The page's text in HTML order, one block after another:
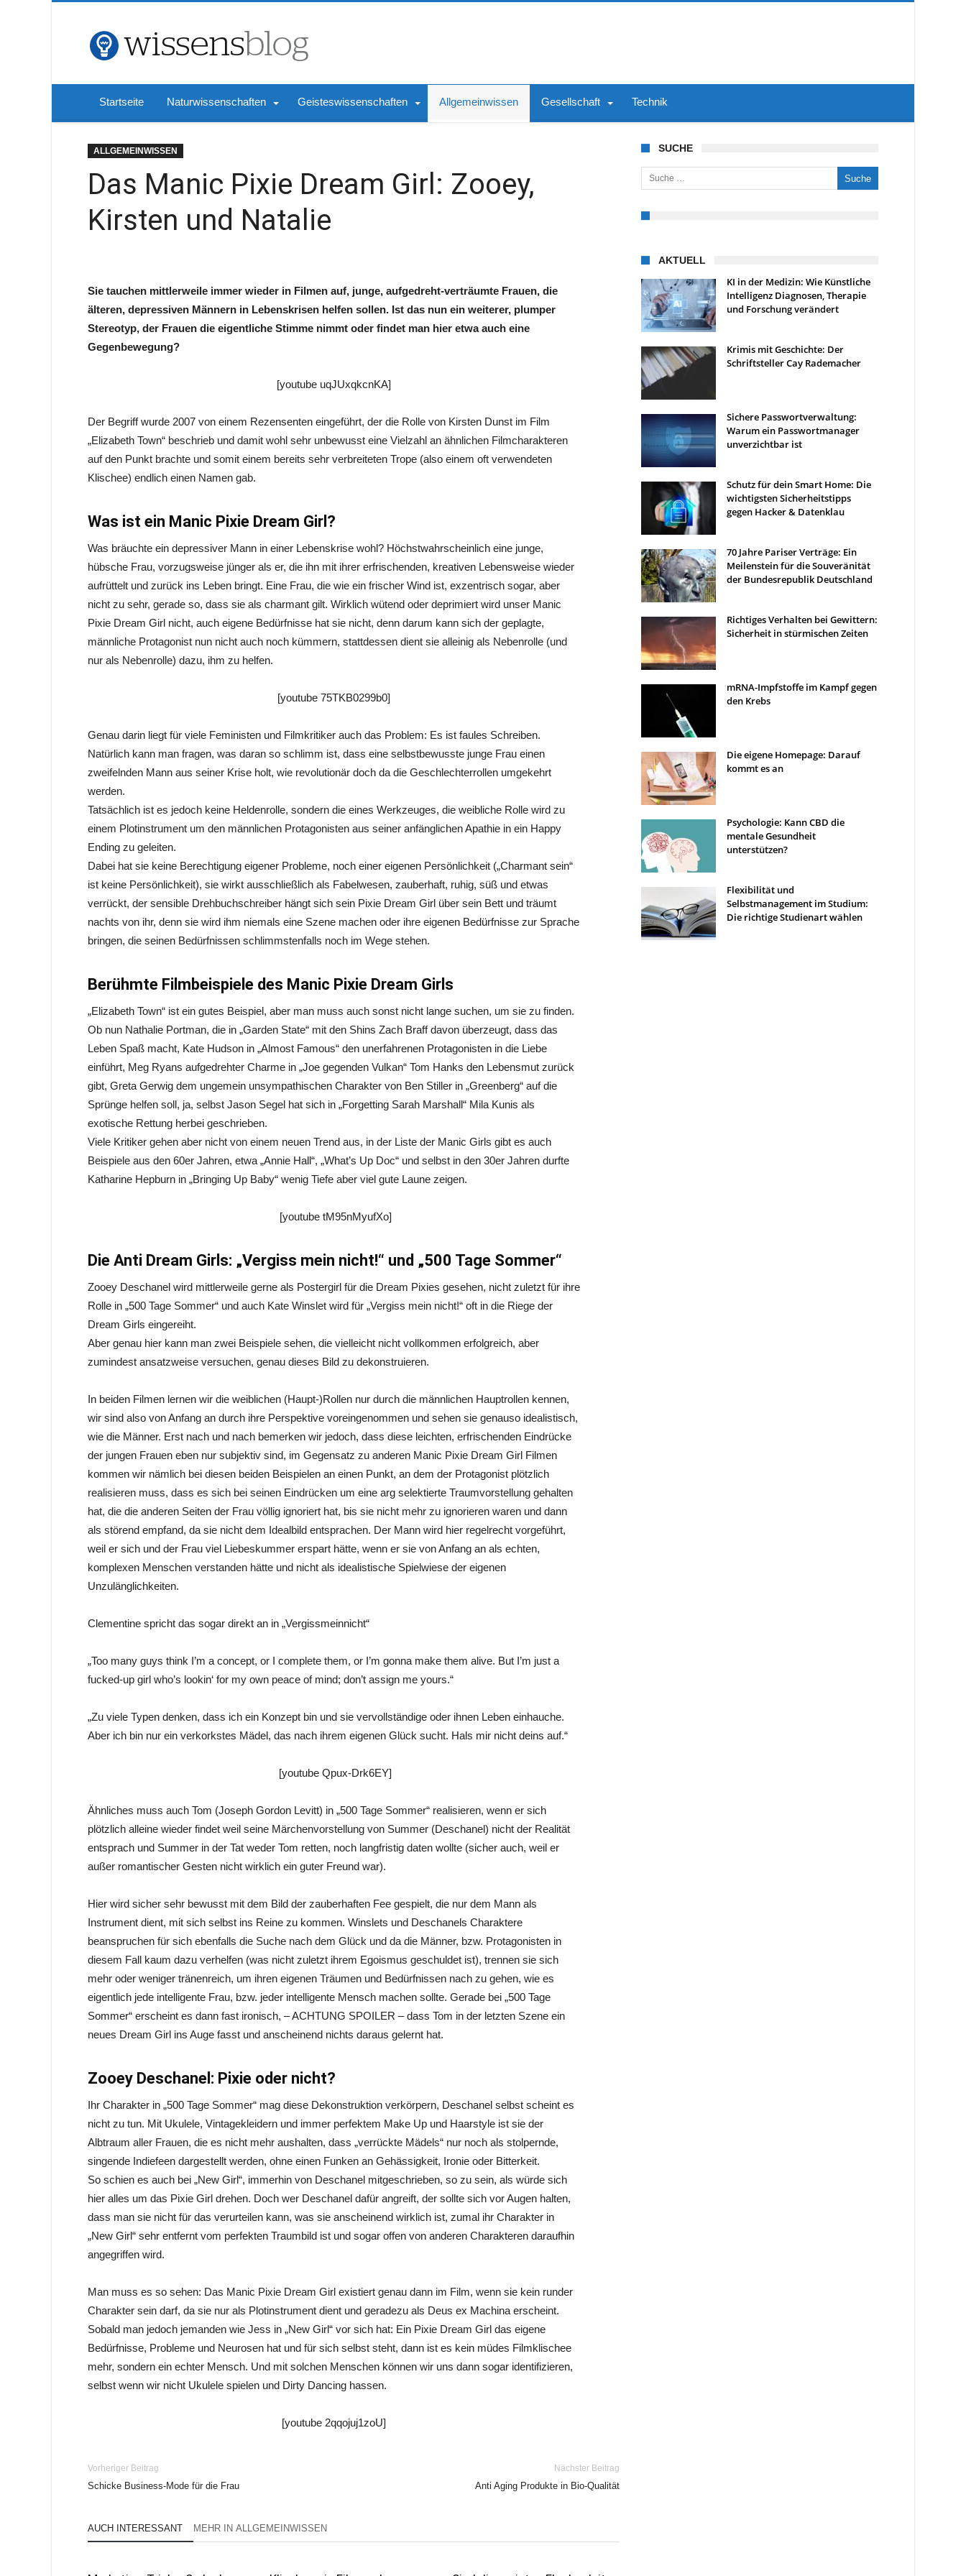
Startseite Naturwissenschaften Geisteswissenschaften Allgemeinwissen Gesellschaft Technik
ALLGEMEINWISSEN
Das Manic Pixie Dream Girl: Zooey,
Kirsten und Natalie
Sie tauchen mittlerweile immer wieder in Filmen auf, junge, aufgedreht-verträumte Frauen, die
älteren, depressiven Männern in Lebenskrisen helfen sollen. Ist das nun ein weiterer, plumper
Stereotyp, der Frauen die eigentliche Stimme nimmt oder findet man hier etwa auch eine
Gegenbewegung?
[youtube uqJUxqkcnKA]
Der Begriff wurde 2007 von einem Rezensenten eingeführt, der die Rolle von Kirsten Dunst im Film
„Elizabeth Town“ beschrieb und damit wohl sehr unbewusst eine Vielzahl an ähnlichen Filmcharakteren
auf den Punkt brachte und somit einem bereits sehr verbreiteten Trope (also einem oft verwendeten
Klischee) endlich einen Namen gab.
Was ist ein Manic Pixie Dream Girl?
Was bräuchte ein depressiver Mann in einer Lebenskrise wohl? Höchstwahrscheinlich eine junge,
hübsche Frau, vorzugsweise jünger als er, die ihn mit ihrer erfrischenden, kreativen Lebensweise wieder
aufrüttelt und zurück ins Leben bringt. Eine Frau, die wie ein frischer Wind ist, exzentrisch sogar, aber
nicht zu sehr, gerade so, dass sie als charmant gilt. Wirklich wütend oder deprimiert wird unser Manic
Pixie Dream Girl nicht, auch eigene Bedürfnisse hat sie nicht, denn darum kann sich der geplagte,
männliche Protagonist nun nicht auch noch kümmern, stattdessen dient sie alleinig als Nebenrolle (und
nur als Nebenrolle) dazu, ihm zu helfen.
[youtube 75TKB0299b0]
Genau darin liegt für viele Feministen und Filmkritiker auch das Problem: Es ist faules Schreiben.
Natürlich kann man fragen, was daran so schlimm ist, dass eine selbstbewusste junge Frau einen
zweifelnden Mann aus seiner Krise holt, wie revolutionär doch da die Geschlechterrollen umgekehrt
werden.
Tatsächlich ist es jedoch keine Heldenrolle, sondern die eines Werkzeuges, die weibliche Rolle wird zu
einem Plotinstrument um den männlichen Protagonisten aus seiner anfänglichen Apathie in ein Happy
Ending zu geleiten.
Dabei hat sie keine Berechtigung eigener Probleme, noch einer eigenen Persönlichkeit („Charmant sein“
ist keine Persönlichkeit), sie wirkt ausschließlich als Fabelwesen, zauberhaft, ruhig, süß und etwas
verrückt, der sensible Drehbuchschreiber hängt sich sein Pixie Dream Girl über sein Bett und träumt
nachts von ihr, denn sie wird ihm niemals eine Szene machen oder ihre eigenen Bedürfnisse zur Sprache
bringen, die seinen Bedürfnissen schlimmstenfalls noch im Wege stehen.
Berühmte Filmbeispiele des Manic Pixie Dream Girls
„Elizabeth Town“ ist ein gutes Beispiel, aber man muss auch sonst nicht lange suchen, um sie zu finden.
Ob nun Nathalie Portman, die in „Garden State“ mit den Shins Zach Braff davon überzeugt, dass das
Leben Spaß macht, Kate Hudson in „Almost Famous“ den unerfahrenen Protagonisten in die Liebe
einführt, Meg Ryans aufgedrehter Charme in „Joe gegenden Vulkan“ Tom Hanks den Lebensmut zurück
gibt, Greta Gerwig dem ungemein unsympathischen Charakter von Ben Stiller in „Greenberg“ auf die
Sprünge helfen soll, ja, selbst Jason Segel hat sich in „Forgetting Sarah Marshall“ Mila Kunis als
exotische Rettung herbei geschrieben.
Viele Kritiker gehen aber nicht von einem neuen Trend aus, in der Liste der Manic Girls gibt es auch
Beispiele aus den 60er Jahren, etwa „Annie Hall“, „What’s Up Doc“ und selbst in den 30er Jahren durfte
Katharine Hepburn in „Bringing Up Baby“ wenig Tiefe aber viel gute Laune zeigen.
[youtube tM95nMyufXo]
Die Anti Dream Girls: „Vergiss mein nicht!“ und „500 Tage Sommer“
Zooey Deschanel wird mittlerweile gerne als Postergirl für die Dream Pixies gesehen, nicht zuletzt für ihre
Rolle in „500 Tage Sommer“ und auch Kate Winslet wird für „Vergiss mein nicht!“ oft in die Riege der
Dream Girls eingereiht.
Aber genau hier kann man zwei Beispiele sehen, die vielleicht nicht vollkommen erfolgreich, aber
zumindest ansatzweise versuchen, genau dieses Bild zu dekonstruieren.
In beiden Filmen lernen wir die weiblichen (Haupt-)Rollen nur durch die männlichen Hauptrollen kennen,
wir sind also von Anfang an durch ihre Perspektive voreingenommen und sehen sie genauso idealistisch,
wie die Männer. Erst nach und nach bemerken wir jedoch, dass diese leichten, erfrischenden Eindrücke
der jungen Frauen eben nur subjektiv sind, im Gegensatz zu anderen Manic Pixie Dream Girl Filmen
kommen wir nämlich bei diesen beiden Beispielen an einen Punkt, an dem der Protagonist plötzlich
realisieren muss, dass es sich bei seinen Eindrücken um eine arg selektierte Traumvorstellung gehalten
hat, die die anderen Seiten der Frau völlig ignoriert hat, bis sie nicht mehr zu ignorieren waren und dann
als störend empfand, da sie nicht dem Idealbild entsprachen. Der Mann wird hier regelrecht vorgeführt,
weil er sich und der Frau viel Liebeskummer erspart hätte, wenn er sie von Anfang an als echten,
komplexen Menschen verstanden hätte und nicht als idealistische Spielwiese der eigenen
Unzulänglichkeiten.
Clementine spricht das sogar direkt an in „Vergissmeinnicht“
„Too many guys think I’m a concept, or I complete them, or I’m gonna make them alive. But I’m just a
fucked-up girl who’s lookin‘ for my own peace of mind; don’t assign me yours.“
„Zu viele Typen denken, dass ich ein Konzept bin und sie vervollständige oder ihnen Leben einhauche.
Aber ich bin nur ein verkorkstes Mädel, das nach ihrem eigenen Glück sucht. Hals mir nicht deins auf.“
[youtube Qpux-Drk6EY]
Ähnliches muss auch Tom (Joseph Gordon Levitt) in „500 Tage Sommer“ realisieren, wenn er sich
plötzlich alleine wieder findet weil seine Märchenvorstellung von Summer (Deschanel) nicht der Realität
entsprach und Summer in der Tat weder Tom retten, noch langfristig daten wollte (sicher auch, weil er
außer romantischer Gesten nicht wirklich ein guter Freund war).
Hier wird sicher sehr bewusst mit dem Bild der zauberhaften Fee gespielt, die nur dem Mann als
Instrument dient, mit sich selbst ins Reine zu kommen. Winslets und Deschanels Charaktere
beanspruchen für sich ebenfalls die Suche nach dem Glück und da die Männer, bzw. Protagonisten in
diesem Fall kaum dazu verhelfen (was nicht zuletzt ihrem Egoismus geschuldet ist), trennen sie sich
mehr oder weniger tränenreich, um ihren eigenen Träumen und Bedürfnissen nach zu gehen, wie es
eigentlich jede intelligente Frau, bzw. jeder intelligente Mensch machen sollte. Gerade bei „500 Tage
Sommer“ erscheint es dann fast ironisch, – ACHTUNG SPOILER – dass Tom in der letzten Szene ein
neues Dream Girl ins Auge fasst und anscheinend nichts daraus gelernt hat.
Zooey Deschanel: Pixie oder nicht?
Ihr Charakter in „500 Tage Sommer“ mag diese Dekonstruktion verkörpern, Deschanel selbst scheint es
nicht zu tun. Mit Ukulele, Vintagekleidern und immer perfektem Make Up und Haarstyle ist sie der
Albtraum aller Frauen, die es nicht mehr aushalten, dass „verrückte Mädels“ nur noch als stolpernde,
singende Indiefeen dargestellt werden, ohne einen Funken an Gehässigkeit, Ironie oder Bitterkeit.
So schien es auch bei „New Girl“, immerhin von Deschanel mitgeschrieben, so zu sein, als würde sich
hier alles um das Pixie Girl drehen. Doch wer Deschanel dafür angreift, der sollte sich vor Augen halten,
dass man sie nicht für das verurteilen kann, was sie anscheinend wirklich ist, zumal ihr Charakter in
„New Girl“ sehr entfernt vom perfekten Traumbild ist und sogar offen von anderen Charakteren daraufhin
angegriffen wird.
Man muss es so sehen: Das Manic Pixie Dream Girl existiert genau dann im Film, wenn sie kein runder
Charakter sein darf, da sie nur als Plotinstrument dient und geradezu als Deus ex Machina erscheint.
Sobald man jedoch jemanden wie Jess in „New Girl“ vor sich hat: Ein Pixie Dream Girl das eigene
Bedürfnisse, Probleme und Neurosen hat und für sich selbst steht, dann ist es kein müdes Filmklischee
mehr, sondern ein echter Mensch. Und mit solchen Menschen können wir uns dann sogar identifizieren,
selbst wenn wir nicht Ukulele spielen und Dirty Dancing hassen.
[youtube 2qqojuj1zoU]
Vorheriger Beitrag
Schicke Business-Mode für die Frau
Nächster Beitrag
Anti Aging Produkte in Bio-Qualität
AUCH INTERESSANT MEHR IN ALLGEMEINWISSEN
SUCHE
Suche nach:
AKTUELL
KI in der Medizin: Wie Künstliche
Intelligenz Diagnosen, Therapie
und Forschung verändert
Krimis mit Geschichte: Der
Schriftsteller Cay Rademacher
Sichere Passwortverwaltung:
Warum ein Passwortmanager
unverzichtbar ist
Schutz für dein Smart Home: Die
wichtigsten Sicherheitstipps
gegen Hacker & Datenklau
70 Jahre Pariser Verträge: Ein
Meilenstein für die Souveränität
der Bundesrepublik Deutschland
Richtiges Verhalten bei Gewittern:
Sicherheit in stürmischen Zeiten
mRNA-Impfstoffe im Kampf gegen
den Krebs
Die eigene Homepage: Darauf
kommt es an
Psychologie: Kann CBD die
mentale Gesundheit
unterstützen?
Flexibilität und
Selbstmanagement im Studium:
Die richtige Studienart wählen